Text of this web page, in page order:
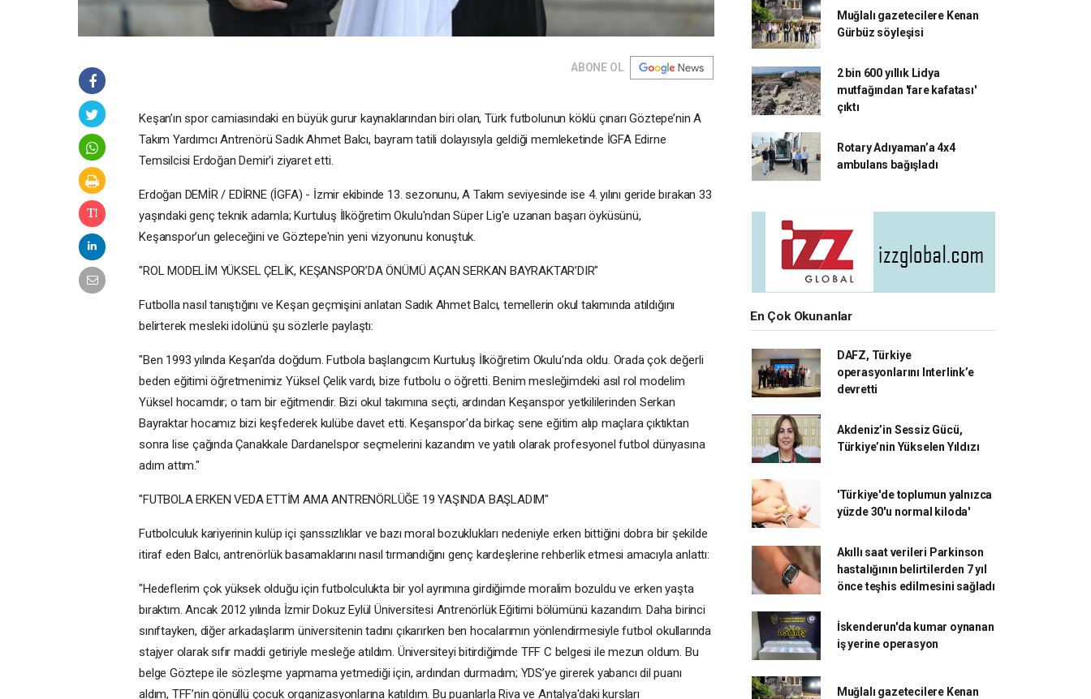
ABONE OL
Keşan’ın spor camiasındaki en büyük gurur kaynaklarından biri olan, Türk futbolunun köklü çınarı Göztepe’nin A
Takım Yardımcı Antrenörü Sadık Ahmet Balcı, bayram tatili dolayısıyla geldiği memleketinde İGFA Edirne
Temsilcisi Erdoğan Demir'i ziyaret etti.
Erdoğan DEMİR / EDİRNE (İGFA) - İzmir ekibinde 13. sezonunu, A Takım seviyesinde ise 4. yılını geride bırakan 33
yaşındaki genç teknik adamla; Kurtuluş İlköğretim Okulu'ndan Süper Lig'e uzanan başarı öyküsünü,
Keşanspor’un geleceğini ve Göztepe'nin yeni vizyonunu konuştuk.
"ROL MODELİM YÜKSEL ÇELİK, KEŞANSPOR’DA ÖNÜMÜ AÇAN SERKAN BAYRAKTAR’DIR"
Futbolla nasıl tanıştığını ve Keşan geçmişini anlatan Sadık Ahmet Balcı, temellerin okul takımında atıldığını
belirterek mesleki idolünü şu sözlerle paylaştı:
"Ben 1993 yılında Keşan’da doğdum. Futbola başlangıcım Kurtuluş İlköğretim Okulu’nda oldu. Orada çok değerli
beden eğitimi öğretmenimiz Yüksel Çelik vardı, bize futbolu o öğretti. Benim mesleğimdeki asıl rol modelim
Yüksel hocamdır; o tam bir eğitmendir. Bizi okul takımına seçti, ardından Keşanspor yetkililerinden Serkan
Bayraktar hocamız bizi keşfederek kulübe davet etti. Keşanspor'da birkaç sene eğitim alıp maçlara çıktıktan
sonra lise çağında Çanakkale Dardanelspor seçmelerini kazandım ve yatılı olarak profesyonel futbol dünyasına
adım attım."
"FUTBOLA ERKEN VEDA ETTİM AMA ANTRENÖRLÜĞE 19 YAŞINDA BAŞLADIM"
Futbolculuk kariyerinin kulüp içi şanssızlıklar ve bazı moral bozuklukları nedeniyle erken bittiğini dobra bir şekilde
itiraf eden Balcı, antrenörlük basamaklarını nasıl tırmandığını genç kardeşlerine rehberlik etmesi amacıyla anlattı:
"Hedeflerim çok yüksek olduğu için futbolculukta bir yol ayrımına girdiğimde moralim bozuldu ve erken yaşta
bıraktım. Ancak 2012 yılında İzmir Dokuz Eylül Üniversitesi Antrenörlük Eğitimi bölümünü kazandım. Daha birinci
sınıftayken, diğer arkadaşlarım üniversitenin tadını çıkarırken ben hocalarımın yönlendirmesiyle futbol okullarında
stajyer olarak sıfır maddi getiriyle mesleğe atıldım. Üniversiteyi bitirdiğimde TFF C belgesi ile mezun oldum. Bu
belge Göztepe ile sözleşme yapmama yetmediği için, ardından durmadım; YDS’ye girerek yabancı dil puanı
aldım, TFF’nin gönüllü çocuk organizasyonlarına katıldım. Bu puanlarla Riva ve Antalya'daki kursları
Muğlalı gazetecilere Kenan
Gürbüz söyleşisi
2 bin 600 yıllık Lidya
mutfağından 'fare kafatası'
çıktı
Rotary Adıyaman’a 4x4
ambulans bağışladı
En Çok Okunanlar
DAFZ, Türkiye
operasyonlarını Interlink’e
devretti
Akdeniz’in Sessiz Gücü,
Türkiye’nin Yükselen Yıldızı
'Türkiye'de toplumun yalnızca
yüzde 30'u normal kiloda'
Akıllı saat verileri Parkinson
hastalığının belirtilerden 7 yıl
önce teşhis edilmesini sağladı
İskenderun'da kumar oynanan
iş yerine operasyon
Muğlalı gazetecilere Kenan